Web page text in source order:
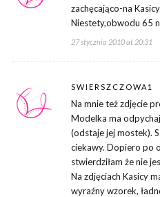
zachęcająco-na
Niestety,obwodu 65
27 stycznia 2010 at 20:31
SWIERSZCZOWA1
Na mnie też zdjęcie
Modelka ma
(odstaje jej mostek).
ciekawy. Dopiero po
stwierdziłam że nie
Na zdjęciach Kasicy
wyraźny wzorek,